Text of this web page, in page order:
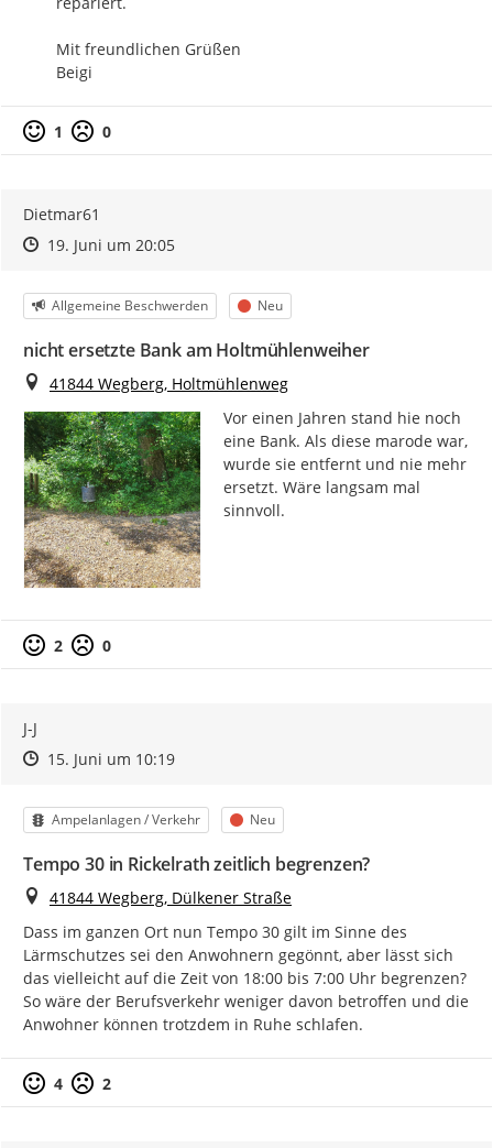
Mit freundlichen Grüßen
Beigi
1 0
Dietmar61
Zeitpunkt des Erstellens
Zeitpunkt des Erstellens
19. Juni um 20:05Zur Äußerung
Kategorie
Allgemeine Beschwerden Status
Neu
nicht ersetzte Bank am Holtmühlenweiher
Ort
41844 Wegberg, Holtmühlenweg
Vor einen Jahren stand hie noch
eine Bank. Als diese marode war,
wurde sie entfernt und nie mehr
ersetzt. Wäre langsam mal
sinnvoll.
2 0
J-J
Zeitpunkt des Erstellens
Zeitpunkt des Erstellens
15. Juni um 10:19Zur Äußerung
Kategorie
Ampelanlagen / Verkehr Status
Neu
Tempo 30 in Rickelrath zeitlich begrenzen?
Ort
41844 Wegberg, Dülkener Straße
Dass im ganzen Ort nun Tempo 30 gilt im Sinne des
Lärmschutzes sei den Anwohnern gegönnt, aber lässt sich
das vielleicht auf die Zeit von 18:00 bis 7:00 Uhr begrenzen?
So wäre der Berufsverkehr weniger davon betroffen und die
Anwohner können trotzdem in Ruhe schlafen.
4 2